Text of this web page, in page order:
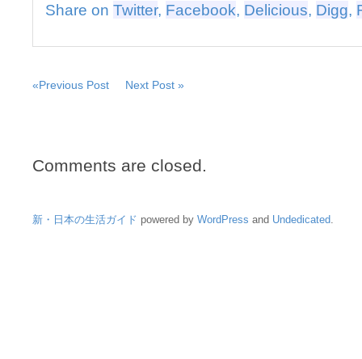
調
Share on Twitter, Facebook, Delicious, Digg,
«Previous Post Next Post »
Comments are closed.
新・日本の生活ガイド powered by WordPress and Undedicated.